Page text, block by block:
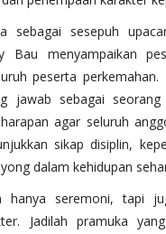
sebagai sesepuh
Bau menyampaikan
peserta perkemahan.
jawab sebagai
agar seluruh
sikap disiplin,
dalam kehidupan
hanya seremoni, tapi
Jadilah pramuka